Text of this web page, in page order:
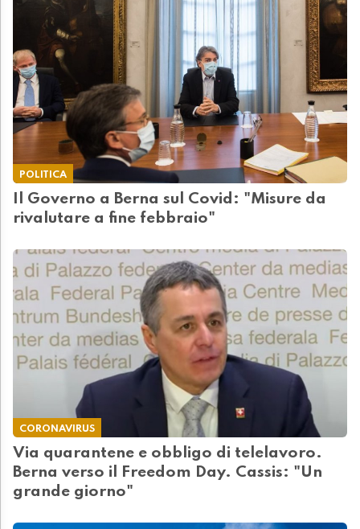
POLITICA
Il Governo a Berna sul Covid: "Misure da
rivalutare a fine febbraio"
CORONAVIRUS
Via quarantene e obbligo di telelavoro.
Berna verso il Freedom Day. Cassis: "Un
grande giorno"